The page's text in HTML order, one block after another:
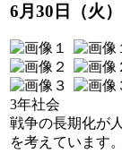
6月30日（火
3年社会
戦争の長期化が
を考えています